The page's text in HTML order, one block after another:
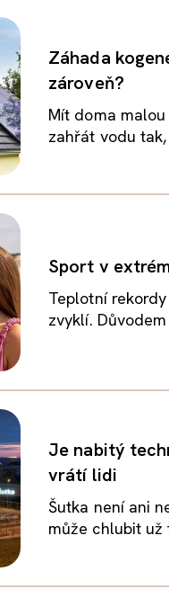
Záhada
zároveň?
Mít doma
zahřát vodu
Sport v
Teplotní
zvyklí.
Je nabitý
vrátí lidi
Šutka není ani
může chlubit